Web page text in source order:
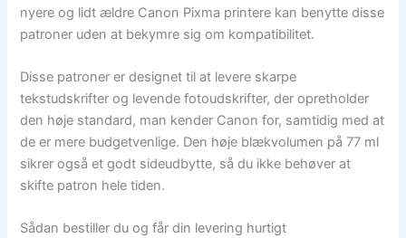
nyere og lidt ældre Canon Pixma printere kan benytte disse
patroner uden at bekymre sig om kompatibilitet.
Disse patroner er designet til at levere skarpe
tekstudskrifter og levende fotoudskrifter, der opretholder
den høje standard, man kender Canon for, samtidig med at
de er mere budgetvenlige. Den høje blækvolumen på 77 ml
sikrer også et godt sideudbytte, så du ikke behøver at
skifte patron hele tiden.
Sådan bestiller du og får din levering hurtigt